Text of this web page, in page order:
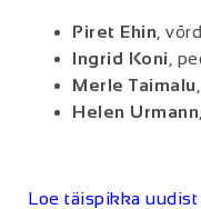
Piret Ehin ,
Ingrid Koni ,
Merle Taimalu
Helen Urmann
Loe täispikka uudist